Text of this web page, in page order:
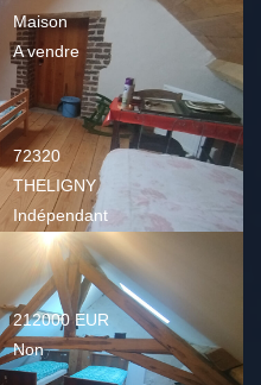
Maison
A vendre
72320
THELIGNY
Indépendant
212000 EUR
Non